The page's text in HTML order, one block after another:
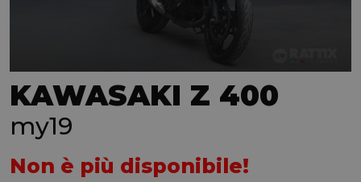
KAWASAKI Z 400
my19
Non è più disponibile!